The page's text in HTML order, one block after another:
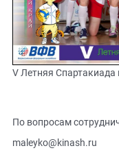
V Летняя Спартакиада
По вопросам
maleyko@kinash.ru